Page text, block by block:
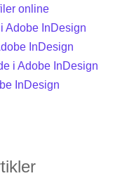
online
Adobe InDesign
InDesign
i Adobe InDesign
InDesign